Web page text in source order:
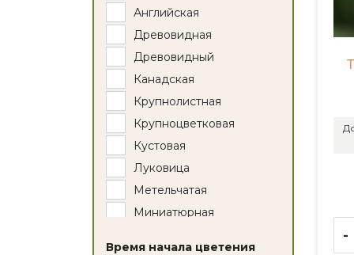
Английская
Древовидная
Древовидный
Канадская
Крупнолистная
Крупноцветковая
Кустовая
Луковица
Метельчатая
Миниатюрная
Время начала цветения
-